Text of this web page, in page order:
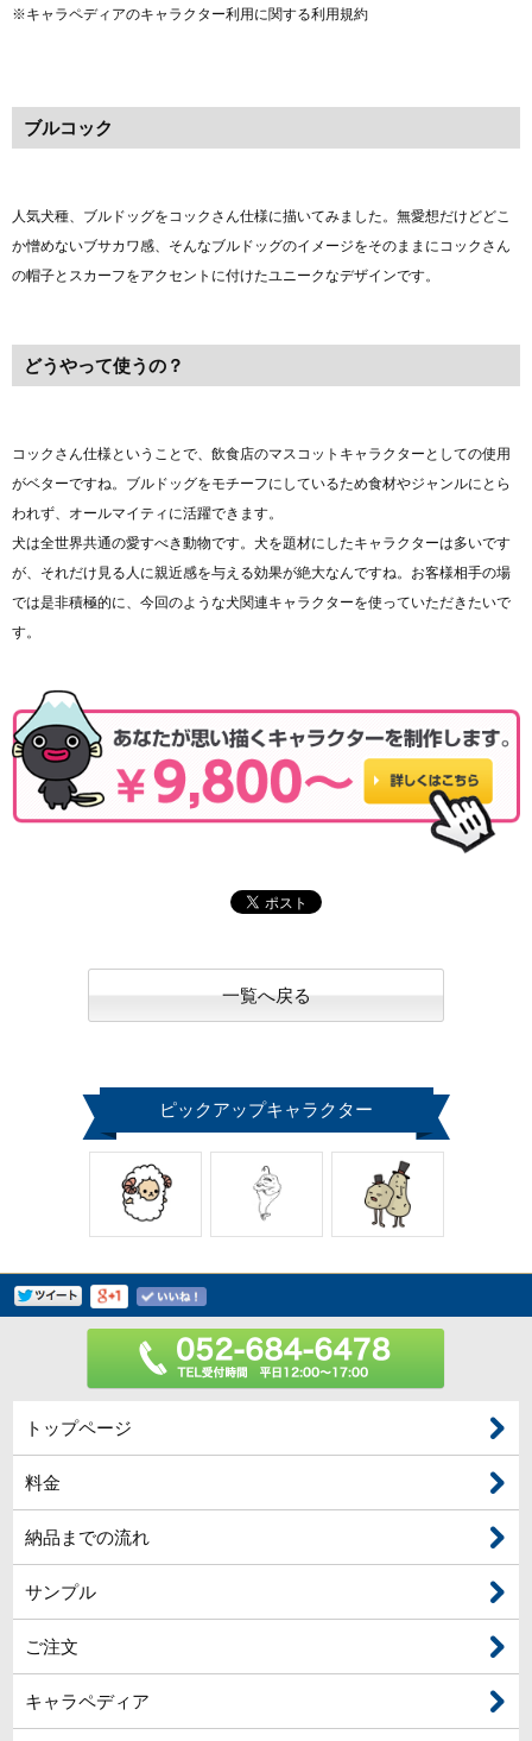
※キャラペディアのキャラクター利用に関する利用規約
ブルコック
人気犬種、ブルドッグをコックさん仕様に描いてみました。無愛想だけどどこ
か憎めないブサカワ感、そんなブルドッグのイメージをそのままにコックさん
の帽子とスカーフをアクセントに付けたユニークなデザインです。
どうやって使うの？
コックさん仕様ということで、飲食店のマスコットキャラクターとしての使用
がベターですね。ブルドッグをモチーフにしているため食材やジャンルにとら
われず、オールマイティに活躍できます。
犬は全世界共通の愛すべき動物です。犬を題材にしたキャラクターは多いです
が、それだけ見る人に親近感を与える効果が絶大なんですね。お客様相手の場
では是非積極的に、今回のような犬関連キャラクターを使っていただきたいで
す。
一覧へ戻る
ピックアップキャラクター
トップページ
料金
納品までの流れ
サンプル
ご注文
キャラペディア